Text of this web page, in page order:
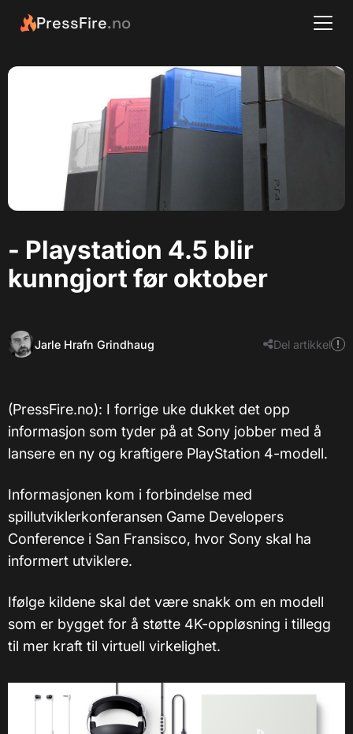
PressFire.no
- Playstation 4.5 blir
kunngjort før oktober
Jarle Hrafn Grindhaug Del artikkel
(PressFire.no): I forrige uke dukket det opp
informasjon som tyder på at Sony jobber med å
lansere en ny og kraftigere PlayStation 4-modell.
Informasjonen kom i forbindelse med
spillutviklerkonferansen Game Developers
Conference i San Fransisco, hvor Sony skal ha
informert utviklere.
Ifølge kildene skal det være snakk om en modell
som er bygget for å støtte 4K-oppløsning i tillegg
til mer kraft til virtuell virkelighet.